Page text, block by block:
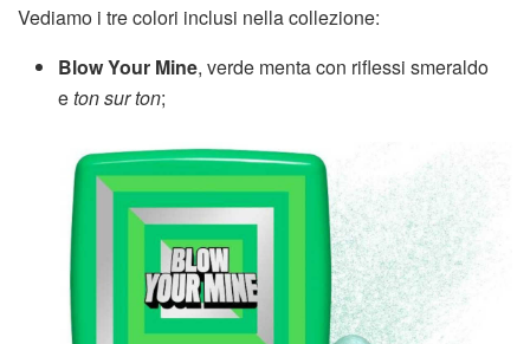
Vediamo i tre colori inclusi nella collezione:
Blow Your Mine, verde menta con riflessi smeraldo
eton sur ton;